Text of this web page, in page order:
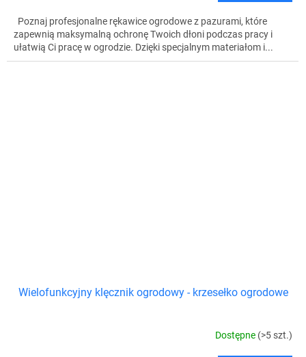
Poznaj profesjonalne rękawice ogrodowe z pazurami, które
zapewnią maksymalną ochronę Twoich dłoni podczas pracy i
ułatwią Ci pracę w ogrodzie. Dzięki specjalnym materiałom i...
Wielofunkcyjny klęcznik ogrodowy - krzesełko ogrodowe
Dostępne (>5 szt.)